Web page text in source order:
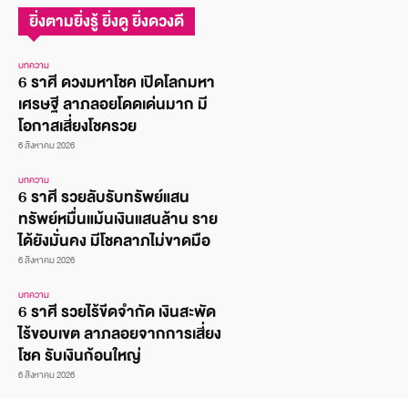
ยิ่งตามยิ่งรู้ ยิ่งดู ยิ่งดวงดี
บทความ
6 ราศี ดวงมหาโชค เปิดโลกมหา
เศรษฐี ลาภลอยโดดเด่นมาก มี
โอกาสเสี่ยงโชครวย
6 สิงหาคม 2026
บทความ
6 ราศี รวยลับรับทรัพย์แสน
ทรัพย์หมื่นแม้นเงินแสนล้าน ราย
ได้ยังมั่นคง มีโชคลาภไม่ขาดมือ
6 สิงหาคม 2026
บทความ
6 ราศี รวยไร้ขีดจำกัด เงินสะพัด
ไร้ขอบเขต ลาภลอยจากการเสี่ยง
โชค รับเงินก้อนใหญ่
6 สิงหาคม 2026